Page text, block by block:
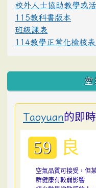
校外人士協助教學或
115教科書版本
班級課表
114教學正常化檢核表
Taoyuan的即
59 良
空氣品質可接受，但
群健康有較弱影響